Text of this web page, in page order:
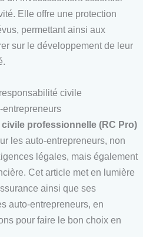
Elle offre une protection
permettant ainsi aux
sur le développement de leur
civile
professionnelle (RC Pro)
les auto-entrepreneurs, non
légales, mais également
Cet article met en lumière
ainsi que ses
auto-entrepreneurs, en
pour faire le bon choix en